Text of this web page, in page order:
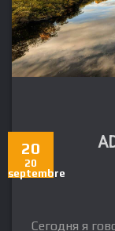
20
20
septembre
Сегодня я